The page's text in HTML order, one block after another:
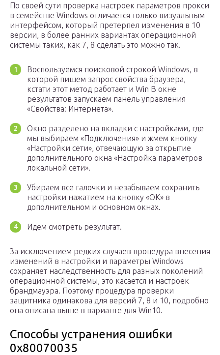
По своей сути проверка настроек параметров прокси
в семействе Windows отличается только визуальным
интерфейсом, который претерпел изменения в 10
версии, в более ранних вариантах операционной
системы таких, как 7, 8 сделать это можно так.
Воспользуемся поисковой строкой Windows, в
которой пишем запрос свойства браузера,
кстати этот метод работает и Win В окне
результатов запускаем панель управления
«Свойства: Интернета».
Окно разделено на вкладки с настройками, где
мы выбираем «Подключения» и жмем кнопку
«Настройки сети», отвечающую за открытие
дополнительного окна «Настройка параметров
локальной сети».
Убираем все галочки и незабываем сохранить
настройки нажатием на кнопку «ОК» в
дополнительном и основном окнах.
Идем смотреть результат.
За исключением редких случаев процедура внесения
изменений в настройки и параметры Windows
сохраняет наследственность для разных поколений
операционной системы, это касается и настроек
брандмауэра. Поэтому процедура проверки
защитника одинакова для версий 7, 8 и 10, подробно
она описана выше в варианте для Win10.
Способы устранения ошибки
0х80070035